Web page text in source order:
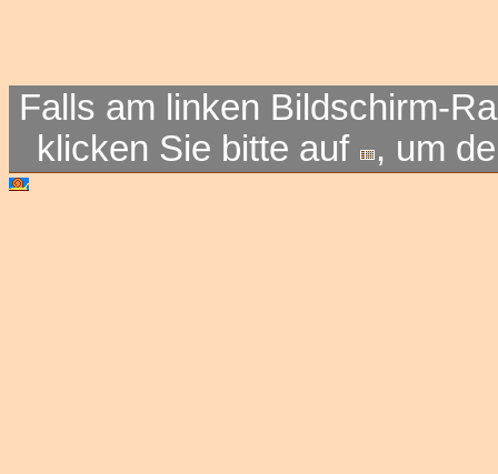
Falls am linken Bildschirm-
klicken Sie bitte auf
, um